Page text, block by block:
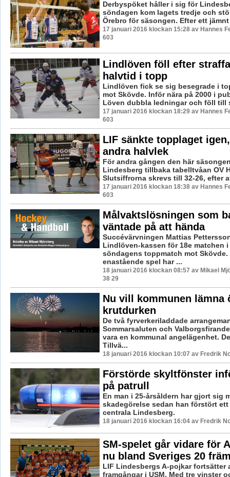
Derbyspöket håller i sig för
söndagen kom lagets tredje och
Örebro för säsongen. Efter ett jämnt
17 januari 2016 klockan 15:28 av Hannes
603
Lindlöven föll efter
halvtid i topp
Lindlöven fick se sig besegrade i
mot Skövde. Inför nära på 2000 i
Löven dubbla ledningar och föll till
17 januari 2016 klockan 18:29 av Hannes
603
LIF sänkte topplaget
andra halvlek
För andra gången den här
Lindesberg tillbaka tabelltvåan OV
Slutsiffrorna skrevs till 32-26, efter
17 januari 2016 klockan 18:38 av Hannes
603
Målvaktslösningen som
väntade på att hända
Succévärvningen Mattias
Lindlöven-kassen för 18e matchen i
söndagens toppmatch mot Skövde.
enastående spel har ...
18 januari 2016 klockan 08:57 av Mikael
38 29
Nu vill kommunen lämna
krutdurken
De två fyrverkeriladdade
Sommarsaluten och
vara en kommunal angelägenhet.
Tillvä...
18 januari 2016 klockan 10:07 av Fredrik
Förstörde skyltfönster
på patrull
En man i 25-årsåldern har gjort sig
skadegörelse sedan han förstört
centrala Lindesberg.
18 januari 2016 klockan 16:04 av Fredrik
SM-spelet går vidare för
nu bland Sveriges 20
LIF Lindesbergs A-pojkar fortsätter
framgångar i USM. Med tre vinster